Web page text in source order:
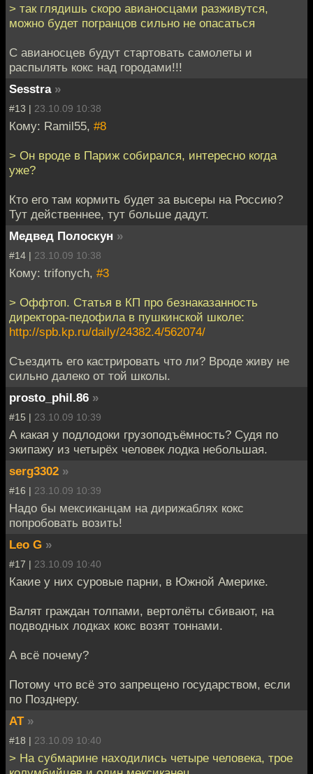
> так глядишь скоро авианосцами разживутся,
можно будет погранцов сильно не опасаться
С авианосцев будут стартовать самолеты и
распылять кокс над городами!!!
Sesstra »
#13 | 23.10.09 10:38
Кому: Ramil55, #8
> Он вроде в Париж собирался, интересно когда
уже?
Кто его там кормить будет за высеры на Россию?
Тут действеннее, тут больше дадут.
Медвед Полоскун »
#14 | 23.10.09 10:38
Кому: trifonych, #3
> Оффтоп. Статья в КП про безнаказанность
директора-педофила в пушкинской школе:
http://spb.kp.ru/daily/24382.4/562074/
Съездить его кастрировать что ли? Вроде живу не
сильно далеко от той школы.
prosto_phil.86 »
#15 | 23.10.09 10:39
А какая у подлодоки грузоподъёмность? Судя по
экипажу из четырёх человек лодка небольшая.
serg3302 »
#16 | 23.10.09 10:39
Надо бы мексиканцам на дирижаблях кокс
попробовать возить!
Leo G »
#17 | 23.10.09 10:40
Какие у них суровые парни, в Южной Америке.
Валят граждан толпами, вертолёты сбивают, на
подводных лодках кокс возят тоннами.
А всё почему?
Потому что всё это запрещено государством, если
по Позднеру.
AT »
#18 | 23.10.09 10:40
> На субмарине находились четыре человека, трое